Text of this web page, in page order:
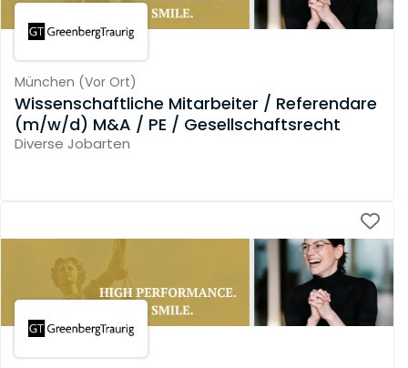
München (Vor Ort)
Wissenschaftliche Mitarbeiter / Referendare
(m/w/d) M&A / PE / Gesellschaftsrecht
Diverse Jobarten